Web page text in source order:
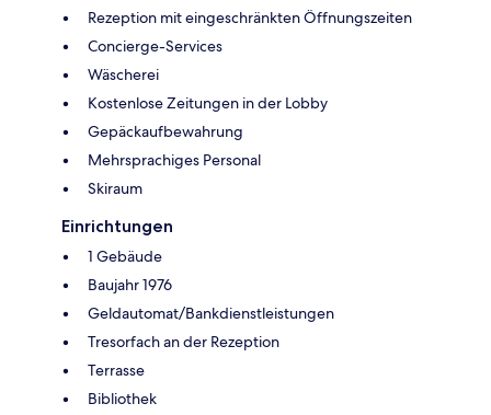
Rezeption mit eingeschränkten Öffnungszeiten
Concierge-Services
Wäscherei
Kostenlose Zeitungen in der Lobby
Gepäckaufbewahrung
Mehrsprachiges Personal
Skiraum
Einrichtungen
1 Gebäude
Baujahr 1976
Geldautomat/Bankdienstleistungen
Tresorfach an der Rezeption
Terrasse
Bibliothek